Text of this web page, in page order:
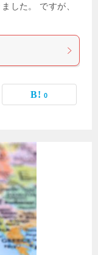
した。 ですが、
0